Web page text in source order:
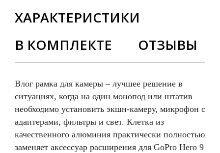
ХАРАКТЕРИСТИКИ
В КОМПЛЕКТЕ
ОТЗЫВЫ
Влог рамка для камеры – лучшее решение в
ситуациях, когда на один монопод или штатив
необходимо установить экшн-камеру, микрофон с
адаптерами, фильтры и свет. Клетка из
качественного алюминия практически полностью
заменяет аксессуар расширения для GoPro Hero 9